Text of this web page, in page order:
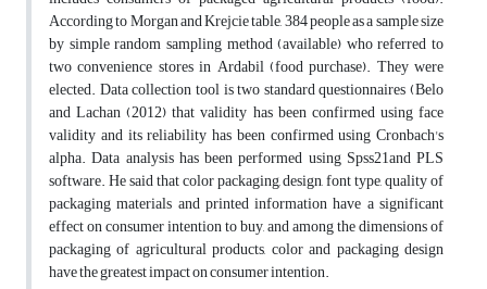
According to Morgan and Krejcie table, 384 people as a sample size
by simple random sampling method (available) who referred to
two convenience stores in Ardabil (food purchase). They were
elected. Data collection tool is two standard questionnaires (Belo
and Lachan (2012) that validity has been confirmed using face
validity and its reliability has been confirmed using Cronbach's
alpha. Data analysis has been performed using Spss21and PLS
software. He said that color packaging, design, font type, quality of
packaging materials and printed information have a significant
effect on consumer intention to buy, and among the dimensions of
packaging of agricultural products, color and packaging design
have the greatest impact on consumer intention.